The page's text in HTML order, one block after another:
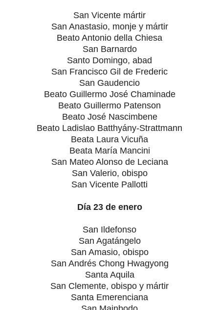
San Vicente mártir
San Anastasio, monje y mártir
Beato Antonio della Chiesa
San Barnardo
Santo Domingo, abad
San Francisco Gil de Frederic
San Gaudencio
Beato Guillermo José Chaminade
Beato Guillermo Patenson
Beato José Nascimbene
Beato Ladislao Batthyány-Strattmann
Beata Laura Vicuña
Beata María Mancini
San Mateo Alonso de Leciana
San Valerio, obispo
San Vicente Pallotti
Día 23 de enero
San Ildefonso
San Agatángelo
San Amasio, obispo
San Andrés Chong Hwagyong
Santa Aquila
San Clemente, obispo y mártir
Santa Emerenciana